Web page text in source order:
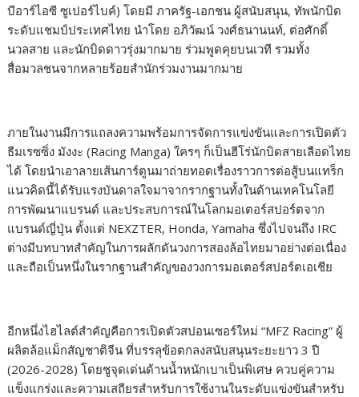
บีอาร์ไอซี ซูเปอร์ไบค์) โดยมี ภาครัฐ-เอกชน ผู้สนับสนุน, ทัพนักบิด
ระดับแชมป์ประเทศไทย นำโดย อภิวัฒน์ วงศ์ธนานนท์, ต่อศักดิ์
นวลสาย และนักบิดดาวรุ่งมากมาย ร่วมพูดคุยบนเวที รวมทั้ง
สื่อมวลชนจากหลายร้อยสำนักร่วมงานมากมาย
ภายในงานมีการแถลงความพร้อมการจัดการแข่งขันและการเปิดตัว
ธีมเรซซิ่ง มังงะ (Racing Manga) ใครๆ ก็เป็นฮีโร่นักบิดสายเลือดไทย
ได้ โดยนำเอาลายเส้นการ์ตูนมาถ่ายทอดเรื่องราวการต่อสู้บนแทร็ก
แนวคิดนี้ได้รับแรงบันดาลใจมาจากรากฐานทั้งในด้านเทคโนโลยี
การพัฒนาแบรนด์ และประสบการณ์ในโลกมอเตอร์สปอร์ตจาก
แบรนด์ญี่ปุ่น ตั้งแต่ NEXZTER, Honda, Yamaha ซึ่งไปจนถึง IRC
ต่างมีบทบาทสำคัญในการผลักดันวงการสองล้อไทยมาอย่างต่อเนื่อง
และถือเป็นหนึ่งในรากฐานสำคัญของวงการมอเตอร์สปอร์ตเอเชีย
อีกหนึ่งไฮไลต์สำคัญคือการเปิดตัวสปอนเซอร์ใหม่ “MFZ Racing” ผู้
ผลิตล้อแม็กสัญชาติจีน ที่บรรลุข้อตกลงสนับสนุนระยะยาว 3 ปี
(2026-2028) โดยชูจุดเด่นด้านน้ำหนักเบาเป็นพิเศษ ควบคู่ความ
แข็งแกร่งและความเสถียรสำหรับการใช้งานในระดับแข่งขันสำหรับ